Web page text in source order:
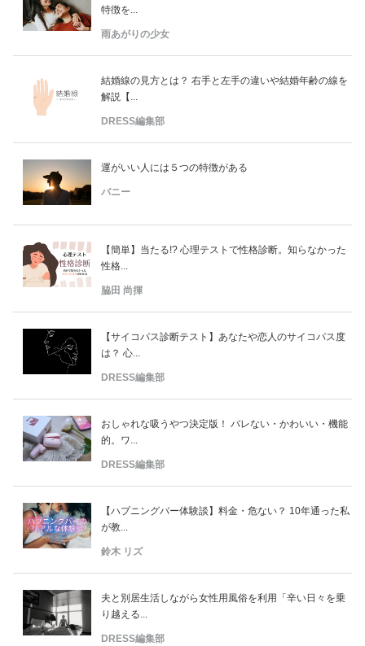
特徴を...
雨あがりの少女
結婚線の見方とは？ 右手と左手の違いや結婚年齢の線を
解説【...
DRESS編集部
運がいい人には５つの特徴がある
バニー
【簡単】当たる!? 心理テストで性格診断。知らなかった
性格...
脇田 尚揮
【サイコパス診断テスト】あなたや恋人のサイコパス度
は？ 心...
DRESS編集部
おしゃれな吸うやつ決定版！ バレない・かわいい・機能
的。ワ...
DRESS編集部
【ハプニングバー体験談】料金・危ない？ 10年通った私
が教...
鈴木 リズ
夫と別居生活しながら女性用風俗を利用「辛い日々を乗
り越える...
DRESS編集部